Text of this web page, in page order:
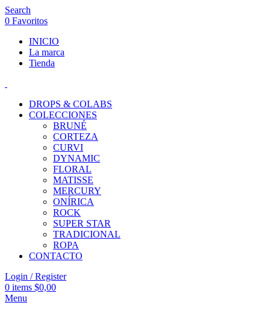
Search
0 Favoritos
INICIO
La marca
Tienda
DROPS & COLABS
COLECCIONES
BRUNÉ
CORTEZA
CURVI
DYNAMIC
FLORAL
MATISSE
MERCURY
ONÍRICA
ROCK
SUPER STAR
TRADICIONAL
ROPA
CONTACTO
Login / Register
0 items $0,00
Menu